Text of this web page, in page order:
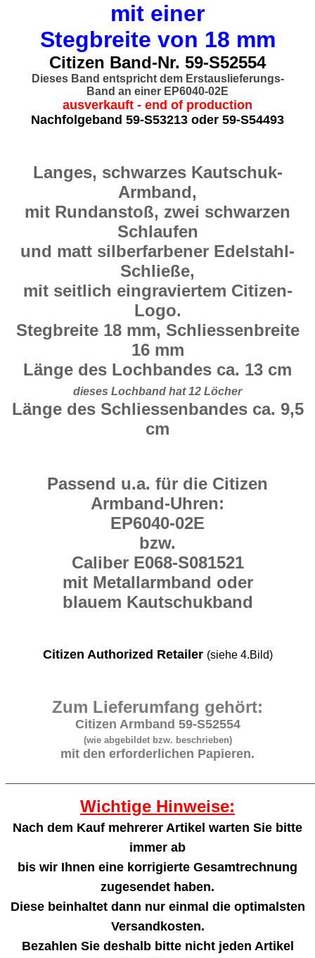
mit einer
Stegbreite von 18 mm
Citizen Band-Nr. 59-S52554
Dieses Band entspricht dem Erstauslieferungs-
Band an einer EP6040-02E
ausverkauft - end of production
Nachfolgeband 59-S53213 oder 59-S54493
Langes, schwarzes Kautschuk-
Armband,
mit Rundanstoß, zwei schwarzen
Schlaufen
und matt silberfarbener Edelstahl-
Schließe,
mit seitlich eingraviertem Citizen-
Logo.
Stegbreite 18 mm, Schliessenbreite
16 mm
Länge des Lochbandes ca. 13 cm
dieses Lochband hat 12 Löcher
Länge des Schliessenbandes ca. 9,5
cm
Passend u.a. für die Citizen
Armband-Uhren:
EP6040-02E
bzw.
Caliber E068-S081521
mit Metallarmband oder
blauem Kautschukband
Citizen Authorized Retailer (siehe 4.Bild)
Zum Lieferumfang gehört:
Citizen Armband 59-S52554
(wie abgebildet bzw. beschrieben)
mit den erforderlichen Papieren.
Wichtige Hinweise:
Nach dem Kauf mehrerer Artikel warten Sie bitte
immer ab
bis wir Ihnen eine korrigierte Gesamtrechnung
zugesendet haben.
Diese beinhaltet dann nur einmal die optimalsten
Versandkosten.
Bezahlen Sie deshalb bitte nicht jeden Artikel